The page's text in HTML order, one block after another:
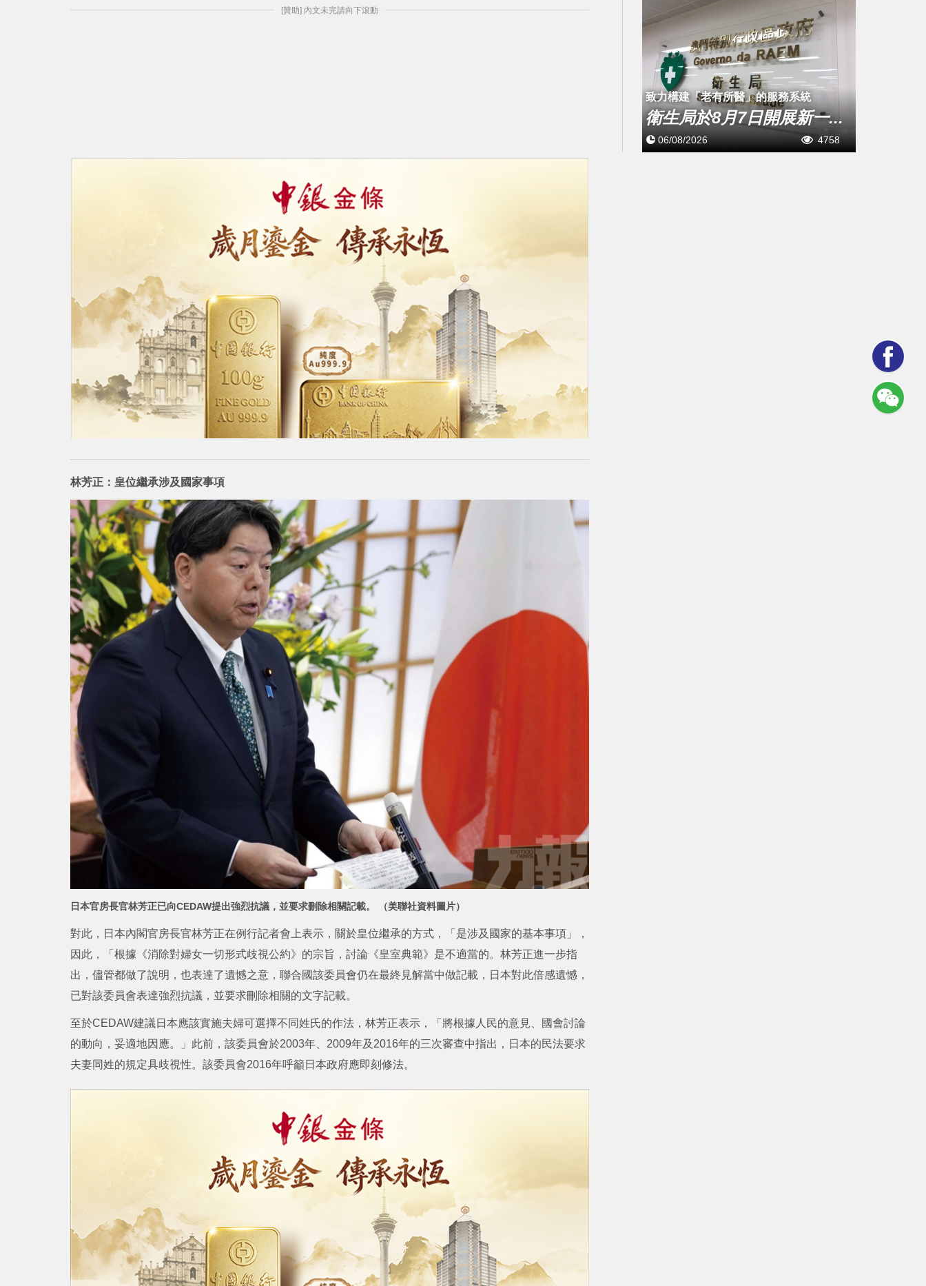
[贊助] 內文未完請向下滾動
林芳正：皇位繼承涉及國家事項
日本官房長官林芳正已向CEDAW提出強烈抗議，並要求刪除相關記載。 （美聯社資料圖片）
對此，日本內閣官房長官林芳正在例行記者會上表示，關於皇位繼承的方式，「是涉及國家的基本事項」，
因此，「根據《消除對婦女一切形式歧視公約》的宗旨，討論《皇室典範》是不適當的。林芳正進一步指
出，儘管都做了說明，也表達了遺憾之意，聯合國該委員會仍在最終見解當中做記載，日本對此倍感遺憾，
已對該委員會表達強烈抗議，並要求刪除相關的文字記載。
至於CEDAW建議日本應該實施夫婦可選擇不同姓氏的作法，林芳正表示，「將根據人民的意見、國會討論
的動向，妥適地因應。」此前，該委員會於2003年、2009年及2016年的三次審查中指出，日本的民法要求
夫妻同姓的規定具歧視性。該委員會2016年呼籲日本政府應即刻修法。
致力構建「老有所醫」的服務系統
衛生局於8月7日開展新一...
06/08/2026 4758